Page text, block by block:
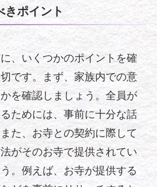
きポイント
、いくつかのポイントを確
です。まず、家族内での意
を確認しましょう。全員が
ためには、事前に十分な話
た、お寺との契約に際して
がそのお寺で提供されてい
。例えば、お寺が提供する